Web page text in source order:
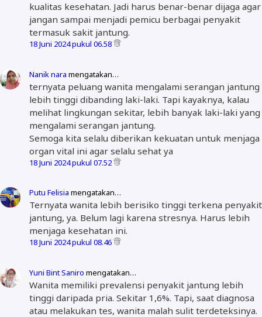
kualitas kesehatan. Jadi harus benar-benar dijaga agar
jangan sampai menjadi pemicu berbagai penyakit
termasuk sakit jantung.
18 Juni 2024 pukul 06.58
Nanik nara mengatakan…
ternyata peluang wanita mengalami serangan jantung
lebih tinggi dibanding laki-laki. Tapi kayaknya, kalau
melihat lingkungan sekitar, lebih banyak laki-laki yang
mengalami serangan jantung.
Semoga kita selalu diberikan kekuatan untuk menjaga
organ vital ini agar selalu sehat ya
18 Juni 2024 pukul 07.52
Putu Felisia mengatakan…
Ternyata wanita lebih berisiko tinggi terkena penyakit
jantung, ya. Belum lagi karena stresnya. Harus lebih
menjaga kesehatan ini.
18 Juni 2024 pukul 08.46
Yuni Bint Saniro mengatakan…
Wanita memiliki prevalensi penyakit jantung lebih
tinggi daripada pria. Sekitar 1,6%. Tapi, saat diagnosa
atau melakukan tes, wanita malah sulit terdeteksinya.